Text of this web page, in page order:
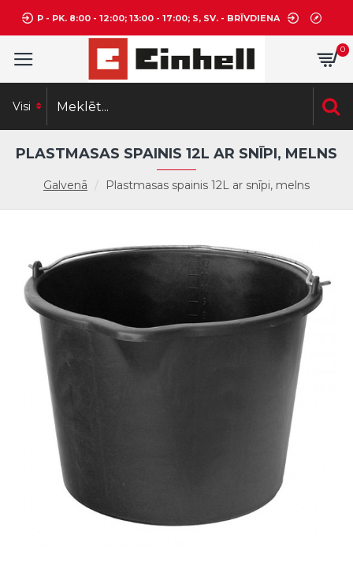
P - PK. 8:00 - 12:00; 13:00 - 17:00; S, SV. - BRĪVDIENA
0
Visi
Galvenā Plastmasas spainis 12L ar snīpi, melns
PLASTMASAS SPAINIS 12L AR SNĪPI, MELNS